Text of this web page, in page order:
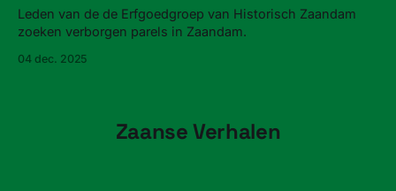
Leden van de de Erfgoedgroep van Historisch Zaandam
zoeken verborgen parels in Zaandam.
04 dec. 2025
Zaanse Verhalen